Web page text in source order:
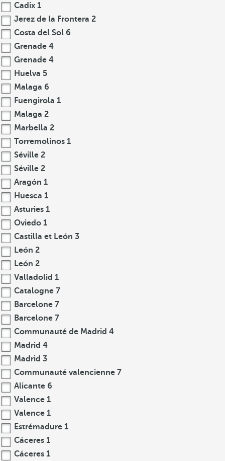
Cadix 1
Jerez de la Frontera 2
Costa del Sol 6
Grenade 4
Grenade 4
Huelva 5
Malaga 6
Fuengirola 1
Malaga 2
Marbella 2
Torremolinos 1
Séville 2
Séville 2
Aragón 1
Huesca 1
Asturies 1
Oviedo 1
Castilla et León 3
León 2
León 2
Valladolid 1
Catalogne 7
Barcelone 7
Barcelone 7
Communauté de Madrid 4
Madrid 4
Madrid 3
Communauté valencienne 7
Alicante 6
Valence 1
Valence 1
Estrémadure 1
Cáceres 1
Cáceres 1